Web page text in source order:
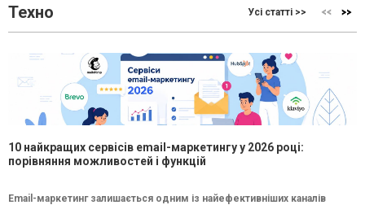
Техно Усі статті >>
10 найкращих сервісів email-маркетингу у 2026 році:
порівняння можливостей і функцій
Email-маркетинг залишається одним із найефективніших каналів